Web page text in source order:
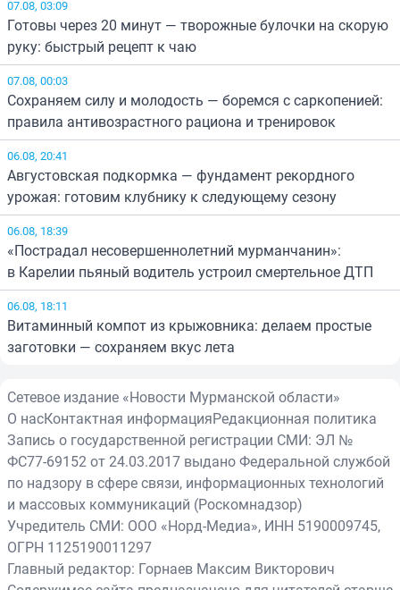
07.08, 03:09
Готовы через 20 минут — творожные булочки на скорую
руку: быстрый рецепт к чаю
07.08, 00:03
Сохраняем силу и молодость — боремся с саркопенией:
правила антивозрастного рациона и тренировок
06.08, 20:41
Августовская подкормка — фундамент рекордного
урожая: готовим клубнику к следующему сезону
06.08, 18:39
«Пострадал несовершеннолетний мурманчанин»:
в Карелии пьяный водитель устроил смертельное ДТП
06.08, 18:11
Витаминный компот из крыжовника: делаем простые
заготовки — сохраняем вкус лета
Сетевое издание «Новости Мурманской области»
О насКонтактная информацияРедакционная политика
Запись о государственной регистрации СМИ: ЭЛ №
ФС77-69152 от 24.03.2017 выдано Федеральной службой
по надзору в сфере связи, информационных технологий
и массовых коммуникаций (Роскомнадзор)
Учредитель СМИ: ООО «Норд-Медиа», ИНН 5190009745,
ОГРН 1125190011297
Главный редактор: Горнаев Максим Викторович